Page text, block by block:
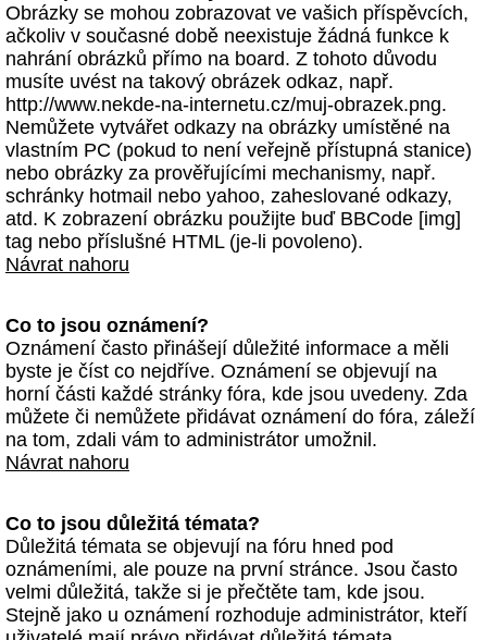
Obrázky se mohou zobrazovat ve vašich příspěvcích,
ačkoliv v současné době neexistuje žádná funkce k
nahrání obrázků přímo na board. Z tohoto důvodu
musíte uvést na takový obrázek odkaz, např.
http://www.nekde-na-internetu.cz/muj-obrazek.png.
Nemůžete vytvářet odkazy na obrázky umístěné na
vlastním PC (pokud to není veřejně přístupná stanice)
nebo obrázky za prověřujícími mechanismy, např.
schránky hotmail nebo yahoo, zaheslované odkazy,
atd. K zobrazení obrázku použijte buď BBCode [img]
tag nebo příslušné HTML (je-li povoleno).
Návrat nahoru
Co to jsou oznámení?
Oznámení často přinášejí důležité informace a měli
byste je číst co nejdříve. Oznámení se objevují na
horní části každé stránky fóra, kde jsou uvedeny. Zda
můžete či nemůžete přidávat oznámení do fóra, záleží
na tom, zdali vám to administrátor umožnil.
Návrat nahoru
Co to jsou důležitá témata?
Důležitá témata se objevují na fóru hned pod
oznámeními, ale pouze na první stránce. Jsou často
velmi důležitá, takže si je přečtěte tam, kde jsou.
Stejně jako u oznámení rozhoduje administrátor, kteří